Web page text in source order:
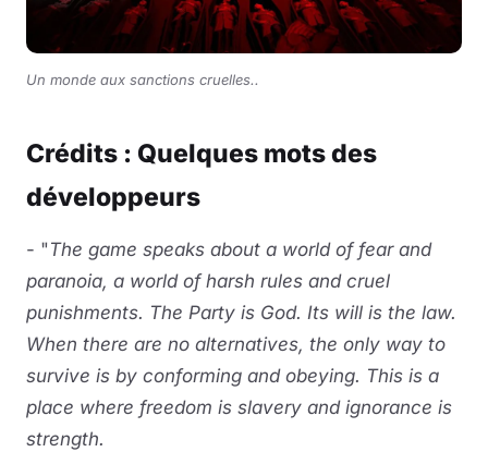
Un monde aux sanctions cruelles..
Crédits : Quelques mots des
développeurs
- "The game speaks about a world of fear and
paranoia, a world of harsh rules and cruel
punishments. The Party is God. Its will is the law.
When there are no alternatives, the only way to
survive is by conforming and obeying. This is a
place where freedom is slavery and ignorance is
strength.